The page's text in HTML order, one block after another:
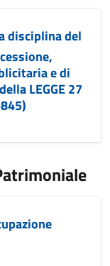
disciplina del
e di
LEGGE 27